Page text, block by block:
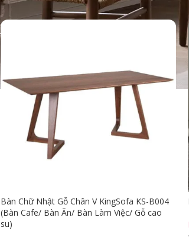
Bàn Chữ Nhật Gỗ Chân V KingSofa KS-B004
(Bàn Cafe/ Bàn Ăn/ Bàn Làm Việc/ Gỗ cao
su)